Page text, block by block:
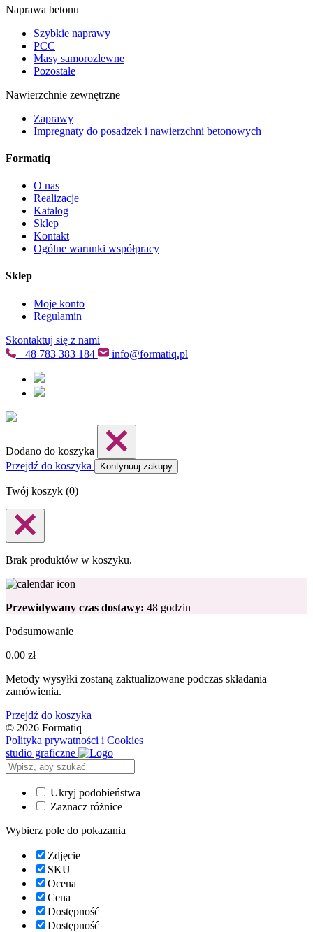
Naprawa betonu
Szybkie naprawy
PCC
Masy samorozlewne
Pozostałe
Nawierzchnie zewnętrzne
Zaprawy
Impregnaty do posadzek i nawierzchni betonowych
Formatiq
O nas
Realizacje
Katalog
Sklep
Kontakt
Ogólne warunki współpracy
Sklep
Moje konto
Regulamin
Skontaktuj się z nami
+48783 383 184 info@formatiq.pl
Dodano do koszyka
Przejdź do koszyka
Kontynuuj zakupy
Twój koszyk (0)
Brak produktów w koszyku.
Przewidywany czas dostawy: 48 godzin
Podsumowanie
0,00 zł
Metody wysyłki zostaną zaktualizowane podczas składania
zamówienia.
Przejdź do koszyka
© 2026 Formatiq
Polityka prywatności i Cookies
studio graficzne
Ukryj podobieństwa
Zaznacz różnice
Wybierz pole do pokazania
Zdjęcie
SKU
Ocena
Cena
Dostępność
Dostępność